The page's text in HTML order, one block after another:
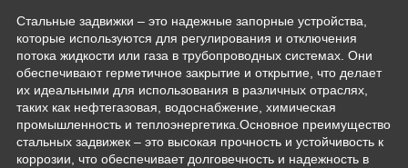
Стальные задвижки – это надежные запорные устройства,
которые используются для регулирования и отключения
потока жидкости или газа в трубопроводных системах. Они
обеспечивают герметичное закрытие и открытие, что делает
их идеальными для использования в различных отраслях,
таких как нефтегазовая, водоснабжение, химическая
промышленность и теплоэнергетика.Основное преимущество
стальных задвижек – это высокая прочность и устойчивость к
коррозии, что обеспечивает долговечность и надежность в